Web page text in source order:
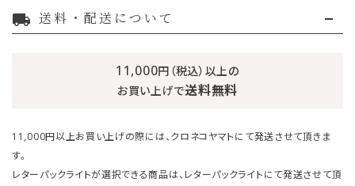
local_shipping 送料・配送について
11,000円（税込）以上の
お買い上げで送料無料
11,000円以上お買い上げの際には、クロネコヤマトにて発送させて頂きま
す。
レターパックライトが選択できる商品は、レターパックライトにて発送させて頂